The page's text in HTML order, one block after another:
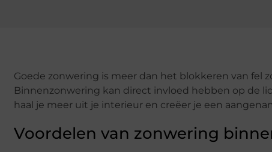
Goede zonwering is meer dan het blokkeren van fel
Binnenzonwering kan direct invloed hebben op de
haal je meer uit je interieur en creëer je een
Voordelen van zonwering